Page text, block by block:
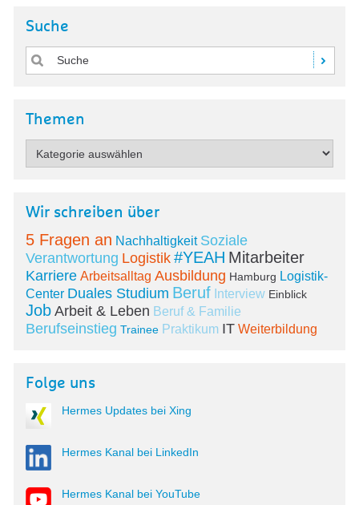
Suche
Themen
Wir schreiben über
5 Fragen an Nachhaltigkeit Soziale
Verantwortung Logistik #YEAH Mitarbeiter
Karriere Arbeitsalltag Ausbildung Hamburg Logistik-
Center Duales Studium Beruf Interview Einblick
Job Arbeit & Leben Beruf & Familie
Berufseinstieg Trainee Praktikum IT Weiterbildung
Folge uns
Hermes Updates bei Xing
Hermes Kanal bei LinkedIn
Hermes Kanal bei YouTube